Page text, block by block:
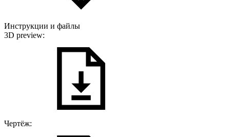
Инструкции и файлы
3D preview:
Чертёж: